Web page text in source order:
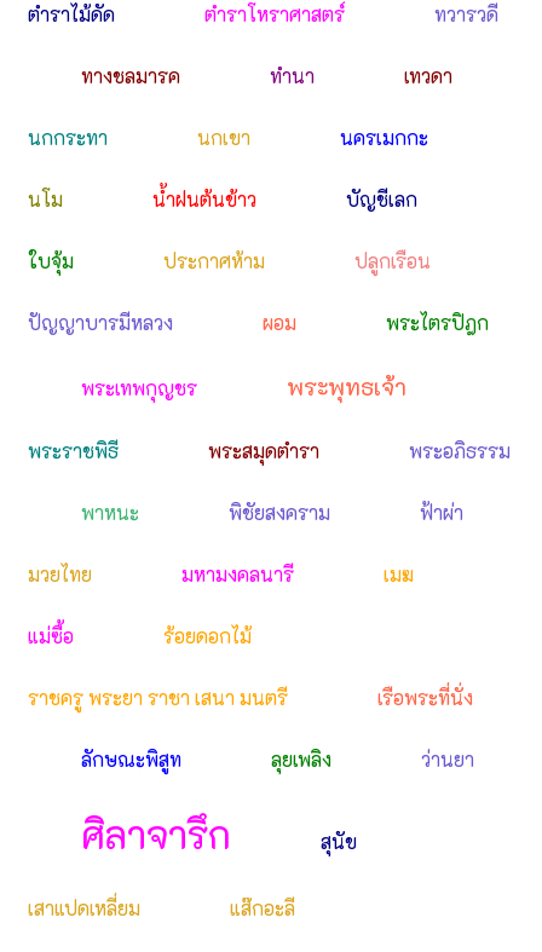
ตำราไม้ดัด ตำราโหราศาสตร์ ทวารวดี
ทางชลมารค ทำนา เทวดา
นกกระทา นกเขา นครเมกกะ
นโม น้ำฝนต้นข้าว บัญชีเลก
ใบจุ้ม ประกาศห้าม ปลูกเรือน
ปัญญาบารมีหลวง ผอม พระไตรปิฎก
พระเทพกุญชร พระพุทธเจ้า
พระราชพิธี พระสมุดตำรา พระอภิธรรม
พาหนะ พิชัยสงคราม ฟ้าผ่า
มวยไทย มหามงคลนารี เมฆ
แม่ซื้อ ร้อยดอกไม้
ราชครู พระยา ราชา เสนา มนตรี เรือพระที่นั่ง
ลักษณะพิสูท ลุยเพลิง ว่านยา
ศิลาจารึก สุนัข
เสาแปดเหลี่ยม แส๊กอะลี